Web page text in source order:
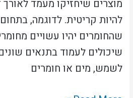
מוצרים שיחזיקו מעמד
להיות קריטית. לדוגמה,
שהחומרים יהיו עשויים
שיכולים לעמוד בתנאים
לשמש, מים או חומרים